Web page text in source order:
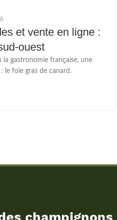
et vente en ligne :
ouest
gastronomie française, une
le foie gras de canard.